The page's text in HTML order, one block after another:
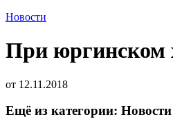
Новости
При юргинском
от 12.11.2018
Ещё из категории: Новости